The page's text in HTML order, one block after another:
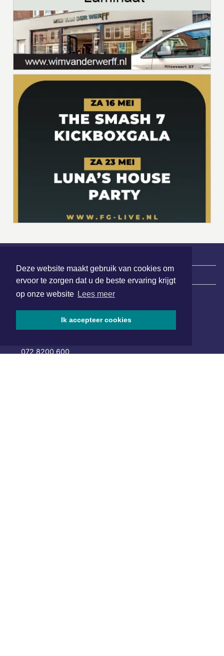
Deze website maakt gebruik van cookies om
ervoor te zorgen dat u de beste ervaring krijgt
op onze website Lees meer
Ik accepteer cookies
Nieuws | Sport | Evenementen
Hoofdvestiging:
van Benthuizenlaan 1
072 8200 600